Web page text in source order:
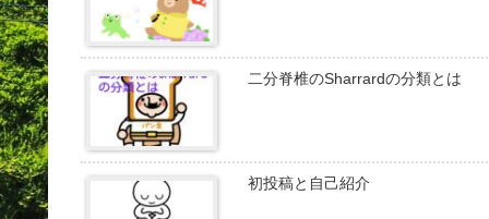
二分脊椎のSharrardの分類とは
初投稿と自己紹介